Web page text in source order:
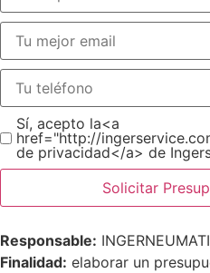
Sí, acepto la<a
href="http://
de privacidad</a> de
Solicitar
Responsable:
Finalidad: elaborar un